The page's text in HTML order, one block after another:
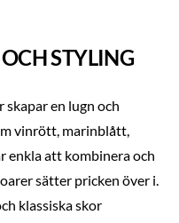
STYLING
skapar en lugn och
vinrött, marinblått,
enkla att kombinera och
sätter pricken över i.
klassiska skor